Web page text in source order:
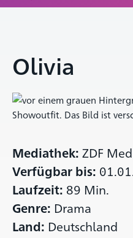
Olivia
Mediathek: ZDF
Verfügbar bis:
Laufzeit: 89 Min.
Genre: Drama
Land: Deutschland